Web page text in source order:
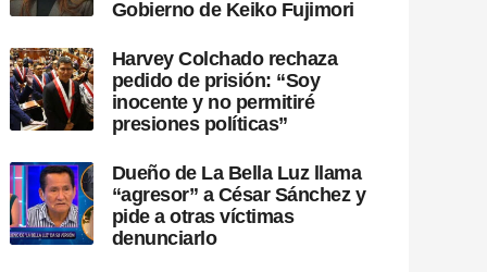
Gobierno de Keiko Fujimori
Harvey Colchado rechaza
pedido de prisión: “Soy
inocente y no permitiré
presiones políticas”
Dueño de La Bella Luz llama
“agresor” a César Sánchez y
pide a otras víctimas
denunciarlo